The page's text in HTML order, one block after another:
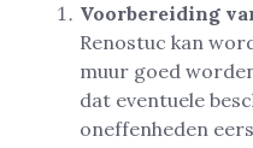
Voorbereiding
Renostuc kan
muur goed
dat eventuele
oneffenheden